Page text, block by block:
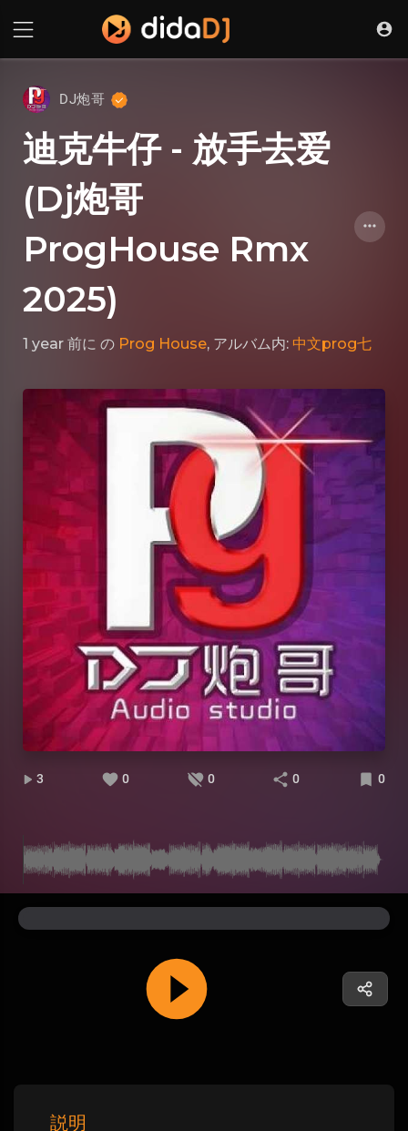
DJ炮哥
迪克牛仔 - 放手去爱
(Dj炮哥
ProgHouse Rmx
2025)
1 year 前に の Prog House, アルバム内: 中文prog七
3 0 0 0 0
説明